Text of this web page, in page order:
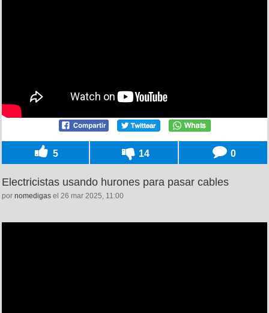
5 14 0
Electricistas usando hurones para pasar cables
por nomedigas el 26 mar 2025, 11:00